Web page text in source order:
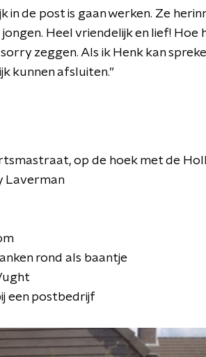
in de post is gaan werken. Ze
Heel vriendelijk en lief! Hoe
zeggen. Als ik Henk kan
kunnen afsluiten.”
op de hoek met de
Laverman
rond als baantje
een postbedrijf